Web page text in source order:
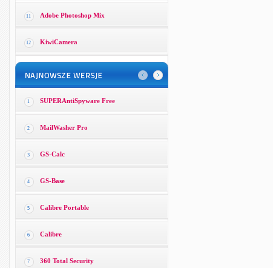
11 Adobe Photoshop Mix
12 KiwiCamera
1 SUPERAntiSpyware Free
2 MailWasher Pro
3 GS-Calc
4 GS-Base
5 Calibre Portable
6 Calibre
7 360 Total Security